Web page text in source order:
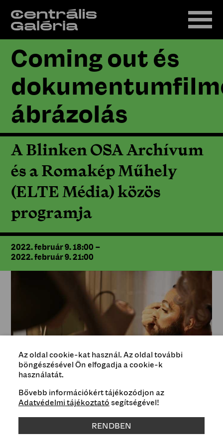
Coming out és
ábrázolás
A Blinken OSA Archívum
és a Romakép Műhely
(ELTE Média) közös
programja
2022. február 9. 18:00 –
2022. február 9. 21:00
Az oldal cookie-kat használ. Az oldal további
böngészésével Ön elfogadja a cookie-k
használatát.
Bővebb információkért tájékozódjon az
Adatvédelmi tájékoztató segítségével!
RENDBEN